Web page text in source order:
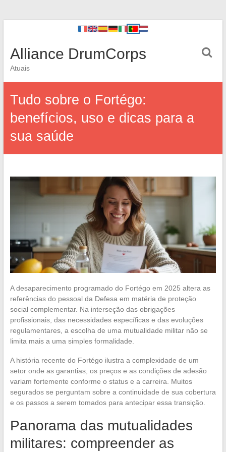
Alliance DrumCorps
Atuais
Tudo sobre o Fortégo:
benefícios, uso e dicas para a
sua saúde
A desaparecimento programado do Fortégo em 2025 altera as
referências do pessoal da Defesa em matéria de proteção
social complementar. Na interseção das obrigações
profissionais, das necessidades específicas e das evoluções
regulamentares, a escolha de uma mutualidade militar não se
limita mais a uma simples formalidade.
A história recente do Fortégo ilustra a complexidade de um
setor onde as garantias, os preços e as condições de adesão
variam fortemente conforme o status e a carreira. Muitos
segurados se perguntam sobre a continuidade de sua cobertura
e os passos a serem tomados para antecipar essa transição.
Panorama das mutualidades
militares: compreender as